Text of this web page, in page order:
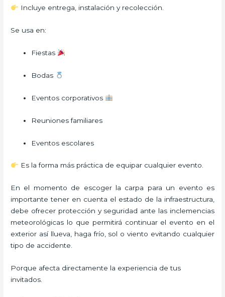
Incluye entrega, instalación y recolección.
Se usa en:
Fiestas
Bodas
Eventos corporativos
Reuniones familiares
Eventos escolares
Es la forma más práctica de equipar cualquier evento.
En el momento de escoger la carpa para un evento es
importante tener en cuenta el estado de la infraestructura,
debe ofrecer protección y seguridad ante las inclemencias
meteorológicas lo que permitirá continuar el evento en el
exterior así llueva, haga frío, sol o viento evitando cualquier
tipo de accidente.
Porque afecta directamente la experiencia de tus
invitados.